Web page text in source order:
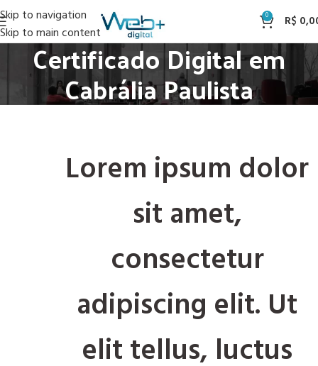
Skip to navigation
Skip to main content
0 R$
Certificado Digital em
Cabrália Paulista
Lorem ipsum dolor
sit amet,
consectetur
adipiscing elit. Ut
elit tellus, luctus